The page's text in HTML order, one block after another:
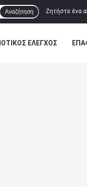
Ζητήστε ένα
Αναζήτηση
ΈΛΕΓΧΟΣ